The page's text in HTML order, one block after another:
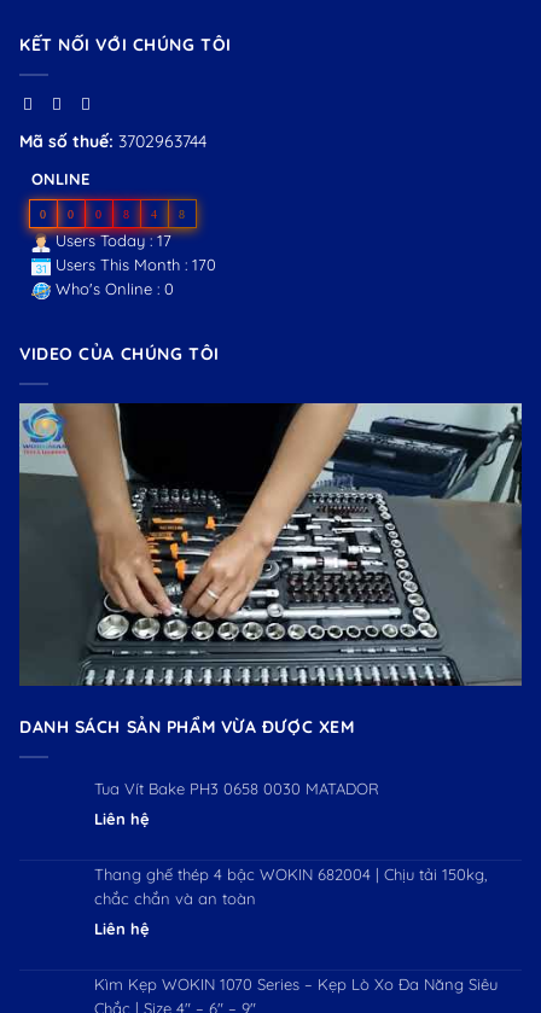
KẾT NỐI VỚI CHÚNG TÔI
Mã số thuế: 3702963744
ONLINE
0 0 0 8 4 8
Users Today : 17
Users This Month : 170
Who's Online : 0
VIDEO CỦA CHÚNG TÔI
DANH SÁCH SẢN PHẨM VỪA ĐƯỢC XEM
Tua Vít Bake PH3 0658 0030 MATADOR
Liên hệ
Thang ghế thép 4 bậc WOKIN 682004 | Chịu tải 150kg,
chắc chắn và an toàn
Liên hệ
Kìm Kẹp WOKIN 1070 Series – Kẹp Lò Xo Đa Năng Siêu
Chắc | Size 4″ – 6″ – 9″